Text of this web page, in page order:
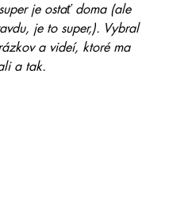
je ostať doma (ale
je to super,). Vybral
a videí, ktoré ma
a tak.